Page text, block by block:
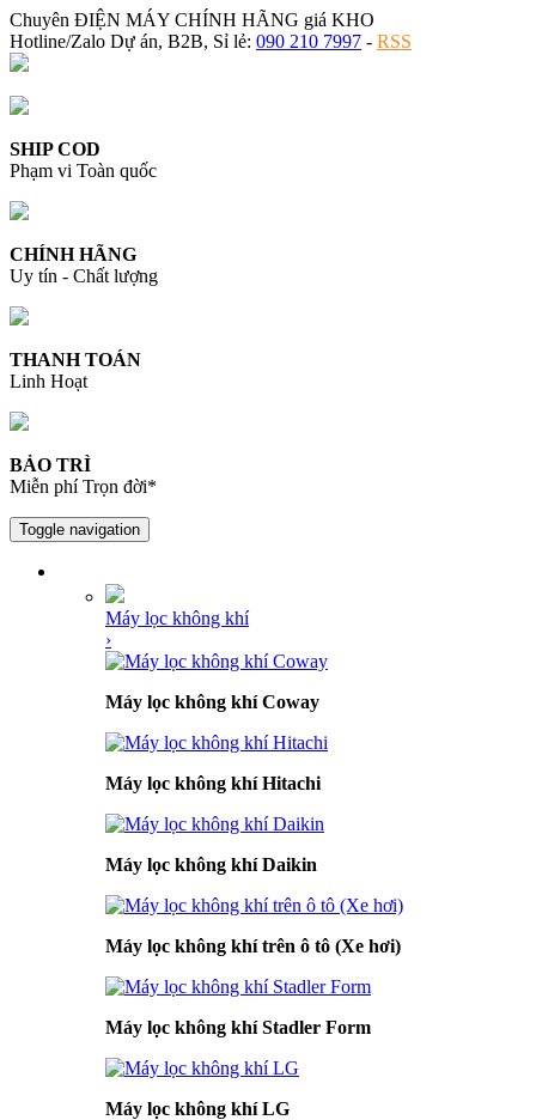
Chuyên ĐIỆN MÁY CHÍNH HÃNG giá KHO
Hotline/Zalo Dự án, B2B, Sỉ lẻ: 090 210 7997 - RSS
SHIP COD
Phạm vi Toàn quốc
CHÍNH HÃNG
Uy tín - Chất lượng
THANH TOÁN
Linh Hoạt
BẢO TRÌ
Miễn phí Trọn đời*
Toggle navigation
Máy lọc không khí
›
Máy lọc không khí Coway
Máy lọc không khí Hitachi
Máy lọc không khí Daikin
Máy lọc không khí trên ô tô (Xe hơi)
Máy lọc không khí Stadler Form
Máy lọc không khí LG